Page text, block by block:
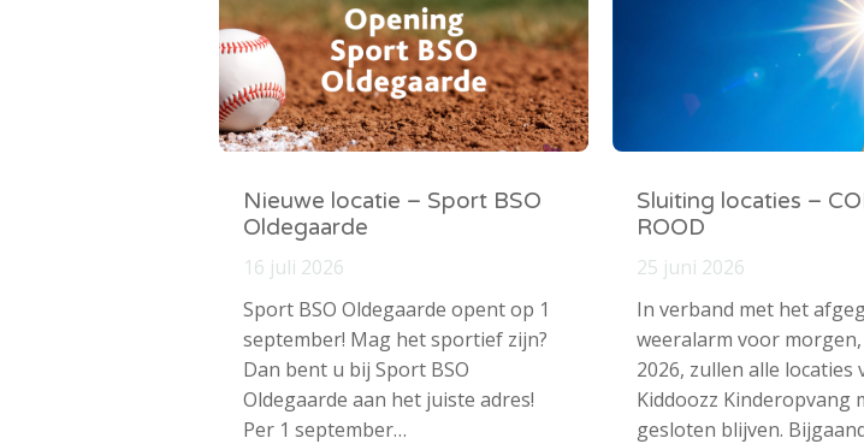
Nieuwe locatie – Sport BSO
Oldegaarde
16 juli 2026
Sport BSO Oldegaarde opent op 1
september! Mag het sportief zijn?
Dan bent u bij Sport BSO
Oldegaarde aan het juiste adres!
Per 1 september…
Sluiting locaties –
ROOD
25 juni 2026
In verband met het
weeralarm voor
2026, zullen alle locaties
Kiddoozz Kinderopvang
gesloten blijven.